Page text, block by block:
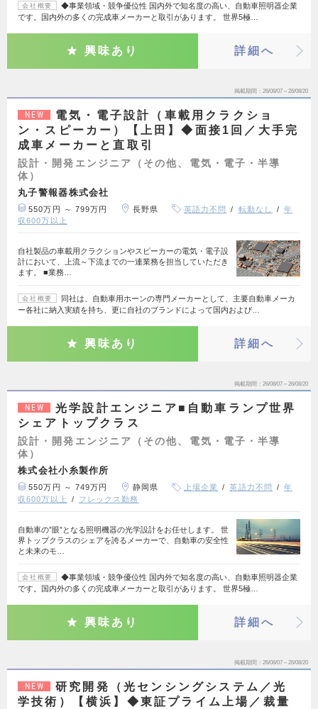
会社概要
◆事業領域・競争優位性 国内外で知名度の高い、自動車照明器企業
です。国内外の多くの完成車メーカーと取引があります。 世界5極…
興味あり 詳細へ
掲載期間 26/08/07～26/08/20
NEW
電気・電子設計（車載用クラクショ
ン・スピーカー）【上田】◆面接1回／大手完
成車メーカーと直取引
設計・開発エンジニア（その他、電気・電子・半導
体）
丸子警報器株式会社
550万円 ～ 799万円 長野県 英語力不問 転勤なし
年
収600万以上
自社製品の車載用クラクションやスピーカーの電気・電子設
計において、上流～下流までの一連業務を担当していただき
ます。 ■業務…
会社概要
同社は、自動車用ホーンの専門メーカーとして、主要自動車メーカ
ー各社に納入実績を持ち、更に自社のブランドによって国内および…
興味あり 詳細へ
掲載期間 26/08/07～26/08/20
NEW
光学設計エンジニア■自動車ランプ世界
シェアトップクラス
設計・開発エンジニア（その他、電気・電子・半導
体）
株式会社小糸製作所
550万円 ～ 749万円 静岡県 上場企業 英語力不問
年
収600万以上
フレックス勤務
自動車の”眼”となる照明機器の光学設計をお任せします。 世
界トップクラスのシェアを誇るメーカーで、自動車の安全性
と未来のモ…
会社概要
◆事業領域・競争優位性 国内外で知名度の高い、自動車照明器企業
です。国内外の多くの完成車メーカーと取引があります。 世界5極…
興味あり 詳細へ
掲載期間 26/08/07～26/08/20
NEW
研究開発（光センシングシステム／光
学技術）【横浜】◆東証プライム上場／裁量